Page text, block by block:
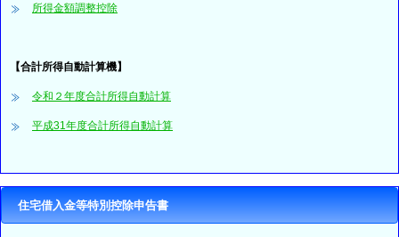
所得金額調整控除
【合計所得自動計算機】
令和２年度合計所得自動計算
平成31年度合計所得自動計算
住宅借入金等特別控除申告書